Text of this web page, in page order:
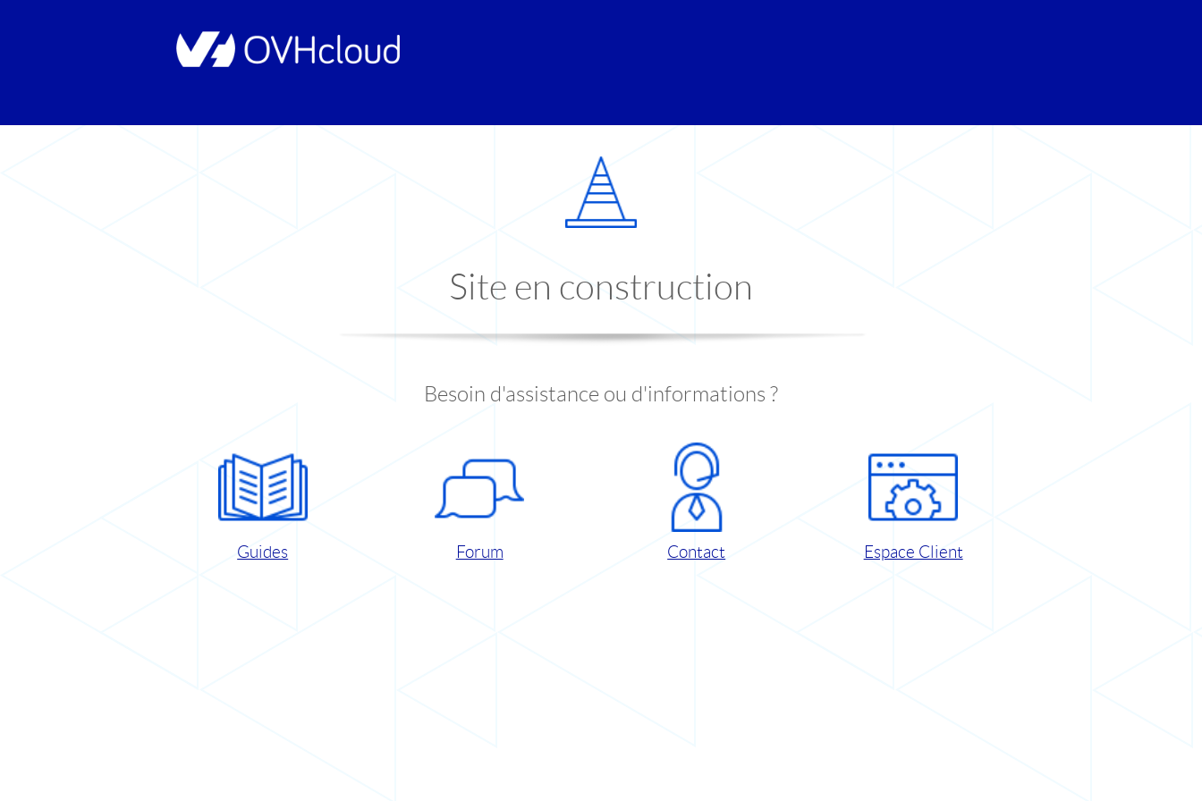
Site en construction
Besoin d'assistance ou d'informations ?
Guides Forum Contact Espace Client